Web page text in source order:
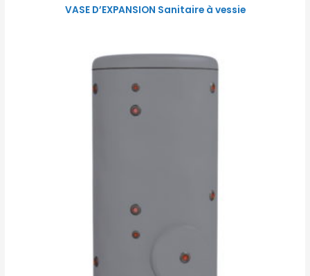
VASE D’EXPANSION Sanitaire à vessie